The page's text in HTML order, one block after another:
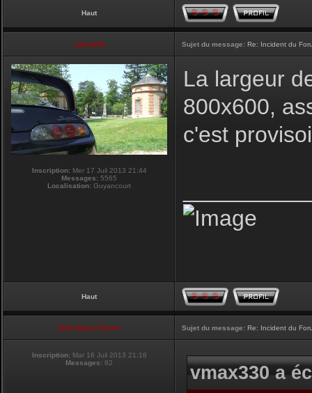
Haut
vmax330 Sujet du message: Re: Incident du
Inscription:Mer 17 Juil 2013 21:44
Messages: 5565
Localisation: Guyancourt
La largeur
800x600,
c'est
Haut
Club Supra France Sujet du message: Re: Incident du
Inscription: Mar 16 Juil 2013 21:16
Messages: 82 vmax330 a